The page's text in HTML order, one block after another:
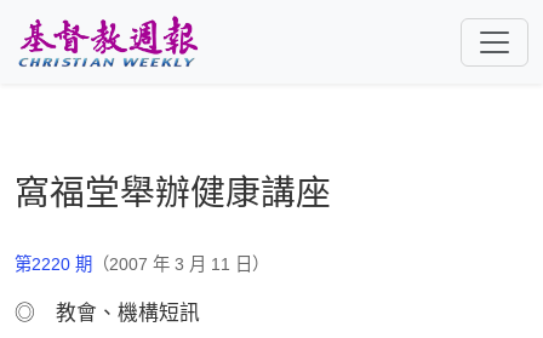
窩福堂舉辦健康講座
第2220 期 （2007 年 3 月 11 日）
◎ 教會、機構短訊